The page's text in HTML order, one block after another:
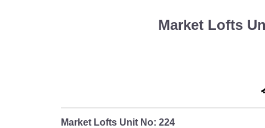
Market Lofts
Market Lofts Unit No: 224